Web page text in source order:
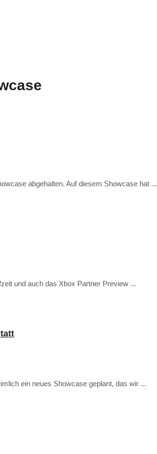
abgehalten. Auf diesem Showcase hat ...
und auch das Xbox Partner Preview ...
ein neues Showcase geplant, das wir ...